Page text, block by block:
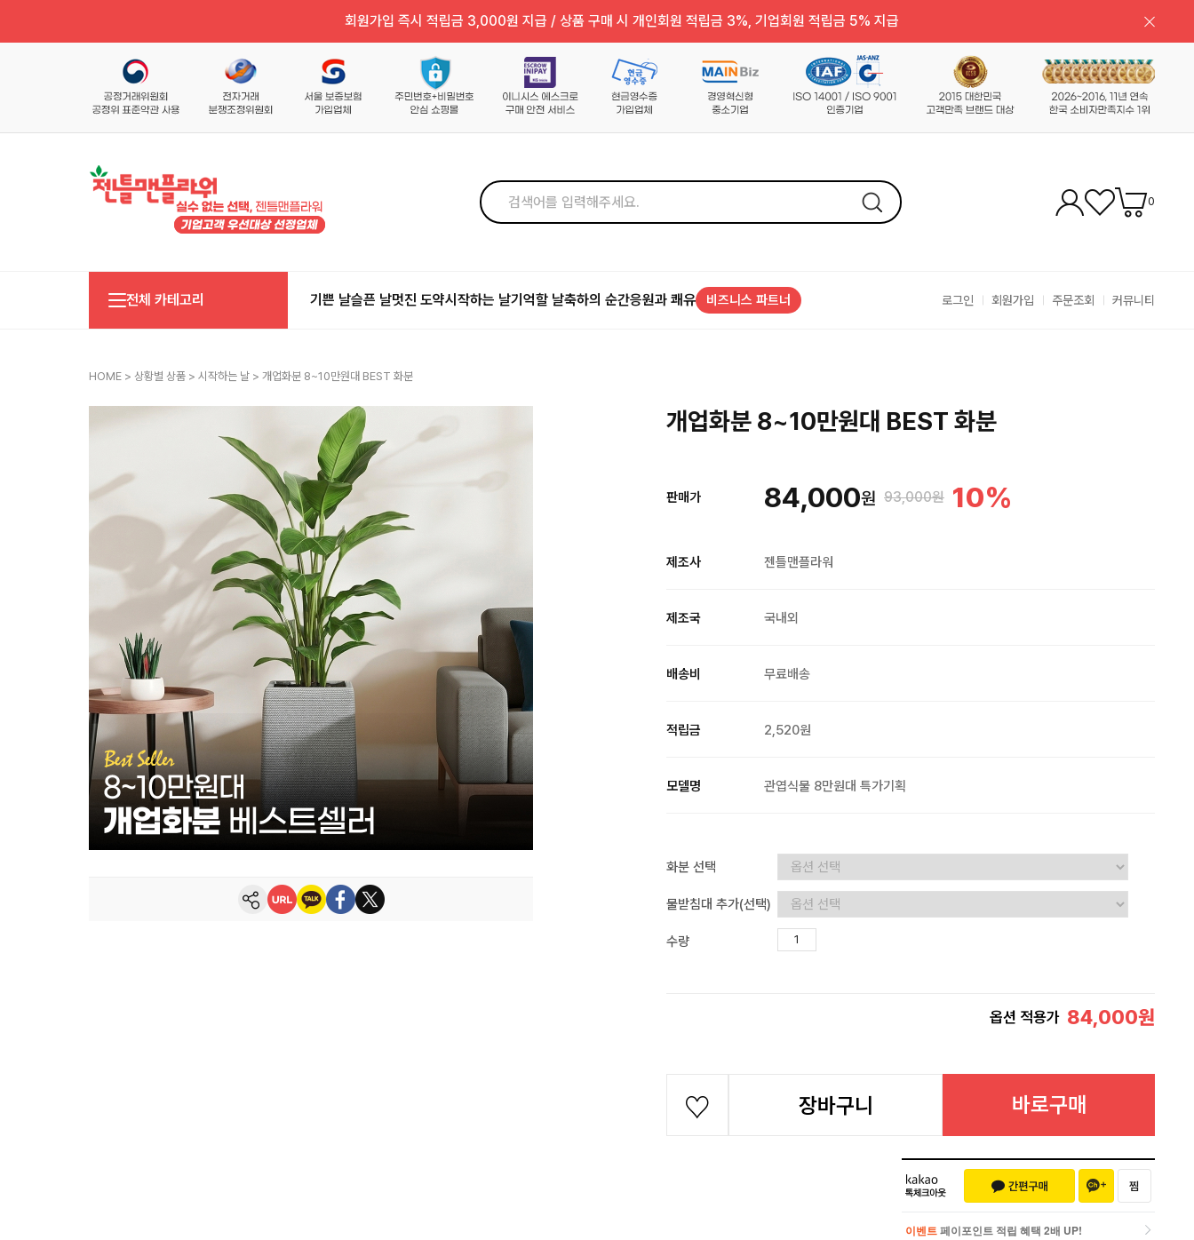
회원가입 즉시 적립금 3,000원 지급 / 상품 구매 시 개인회원 적립금 3%, 기업회원 적립금 5% 지급
0
전체 카테고리 기쁜 날슬픈 날멋진 도약시작하는 날기억할 날축하의 순간응원과 쾌유 비즈니스 파트너 로그인 회원가입 주문조회 커뮤니티
HOME > 상황별 상품 > 시작하는 날 > 개업화분 8~10만원대 BEST 화분
개업화분 8~10만원대 BEST 화분
판매가 84,000원 93,000원 10%
제조사 젠틀맨플라워
제조국 국내외
배송비 무료배송
적립금 2,520원
모델명 관엽식물 8만원대 특가기획
화분 선택
물받침대 추가(선택)
수량
옵션 적용가 84,000원
장바구니 바로구매
이벤트 페이포인트 적립 혜택 2배 UP!